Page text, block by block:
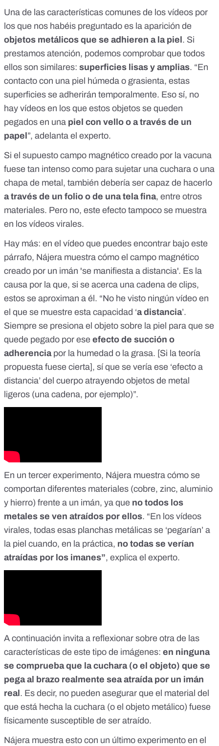
Una de las características comunes de los vídeos por
los que nos habéis preguntado es la aparición de
objetos metálicos que se adhieren a la piel . Si
prestamos atención, podemos comprobar que todos
ellos son similares: superficies lisas y amplias. “En
contacto con una piel húmeda o grasienta, estas
superficies se adherirán temporalmente. Eso sí, no
hay vídeos en los que estos objetos se queden
pegados en una piel con vello o a través de un
papel ”, adelanta el experto.
Si el supuesto campo magnético creado por la vacuna
fuese tan intenso como para sujetar una cuchara o una
chapa de metal, también debería ser capaz de hacerlo
a través de un folio o de una tela fina, entre otros
materiales. Pero no, este efecto tampoco se muestra
en los vídeos virales.
Hay más: en el vídeo que puedes encontrar bajo este
párrafo, Nájera muestra cómo el campo magnético
creado por un imán 'se manifiesta a distancia'. Es la
causa por la que, si se acerca una cadena de clips,
estos se aproximan a él. “No he visto ningún vídeo en
el que se muestre esta capacidad ‘a distancia’.
Siempre se presiona el objeto sobre la piel para que se
quede pegado por ese efecto de succión o
adherenciapor la humedad o la grasa. [Si la teoría
propuesta fuese cierta], sí que se vería ese ‘efecto a
distancia’ del cuerpo atrayendo objetos de metal
ligeros (una cadena, por ejemplo)”.
En un tercer experimento, Nájera muestra cómo se
comportan diferentes materiales (cobre, zinc, aluminio
y hierro) frente a un imán, ya que no todos los
metales se ven atraídos por ellos. “En los vídeos
virales, todas esas planchas metálicas se ‘pegarían’ a
la piel cuando, en la práctica, no todas se verían
atraídas por los imanes”, explica el experto.
A continuación invita a reflexionar sobre otra de las
características de este tipo de imágenes: en ninguna
se comprueba que la cuchara (o el objeto) que se
pega al brazo realmente sea atraída por un imán
real . Es decir, no pueden asegurar que el material del
que está hecha la cuchara (o el objeto metálico) fuese
físicamente susceptible de ser atraído.
Nájera muestra esto con un último experimento en el